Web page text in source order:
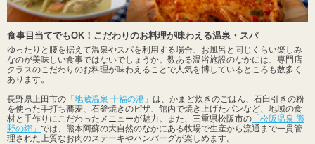
食事目当てでもOK！こだわりのお料理が味わえる温泉・スパ
ゆったりと腰を据えて温泉やスパを利用する場合、お風呂と同じくらい楽しみ
なのが美味しい食事ではないでしょうか。数ある温浴施設のなかには、専門店
クラスのこだわりのお料理が味わえることで人気を博しているところも数多く
あります。
長野県上田市の 「地蔵温泉 十福の湯」 は、かまど炊きのごはん、石臼引きの粉
を使った手打ち蕎麦、石釜焼きのピザ、館内で焼き上げたパンなど、地域の食
材と手作りにこだわったメニューが魅力。また、三重県松阪市の 「松阪温泉 熊
野の郷」 では、熊本阿蘇の大自然のなかにある牧場で生産から流通まで一貫管
理された上質なお肉のステーキやハンバーグが楽しめます。